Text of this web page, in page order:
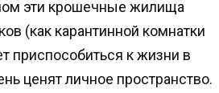
эти крошечные жилища
(как карантинной комнатки
приспособиться к жизни в
ценят личное пространство.